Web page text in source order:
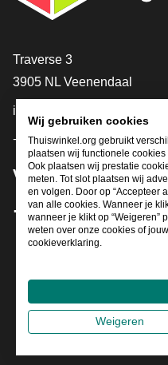
Contact
Traverse 3
3905 NL Veenendaal
info@thuiswinkel.org
+31 (0)318 64 85 75
Volg je ons al?
Facebook
X LinkedIn
Instagram
YouTube
Wij gebruiken cookies
Thuiswinkel.org gebruikt
plaatsen wij functionele
Ook plaatsen wij prestatie
meten. Tot slot plaatsen wij
en volgen. Door op “Accepteer
van alle cookies. Wanneer je
wanneer je klikt op “Weigeren”
weten over onze cookies of
cookieverklaring.
Weigeren